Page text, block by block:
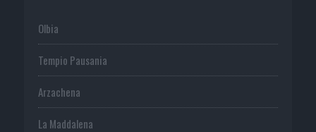
Olbia
Tempio Pausania
Arzachena
La Maddalena